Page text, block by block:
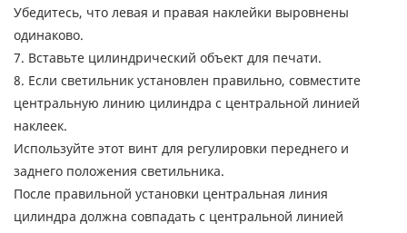
Убедитесь, что левая и правая наклейки выровнены
одинаково.
7. Вставьте цилиндрический объект для печати.
8. Если светильник установлен правильно, совместите
центральную линию цилиндра с центральной линией
наклеек.
Используйте этот винт для регулировки переднего и
заднего положения светильника.
После правильной установки центральная линия
цилиндра должна совпадать с центральной линией